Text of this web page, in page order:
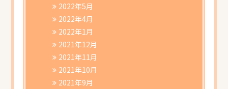
2022年5月
2022年4月
2022年1月
2021年12月
2021年11月
2021年10月
2021年9月